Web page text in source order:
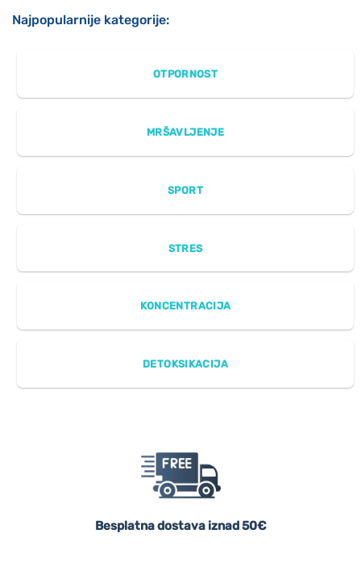
Najpopularnije kategorije:
OTPORNOST
MRŠAVLJENJE
SPORT
STRES
KONCENTRACIJA
DETOKSIKACIJA
Besplatna dostava iznad 50€